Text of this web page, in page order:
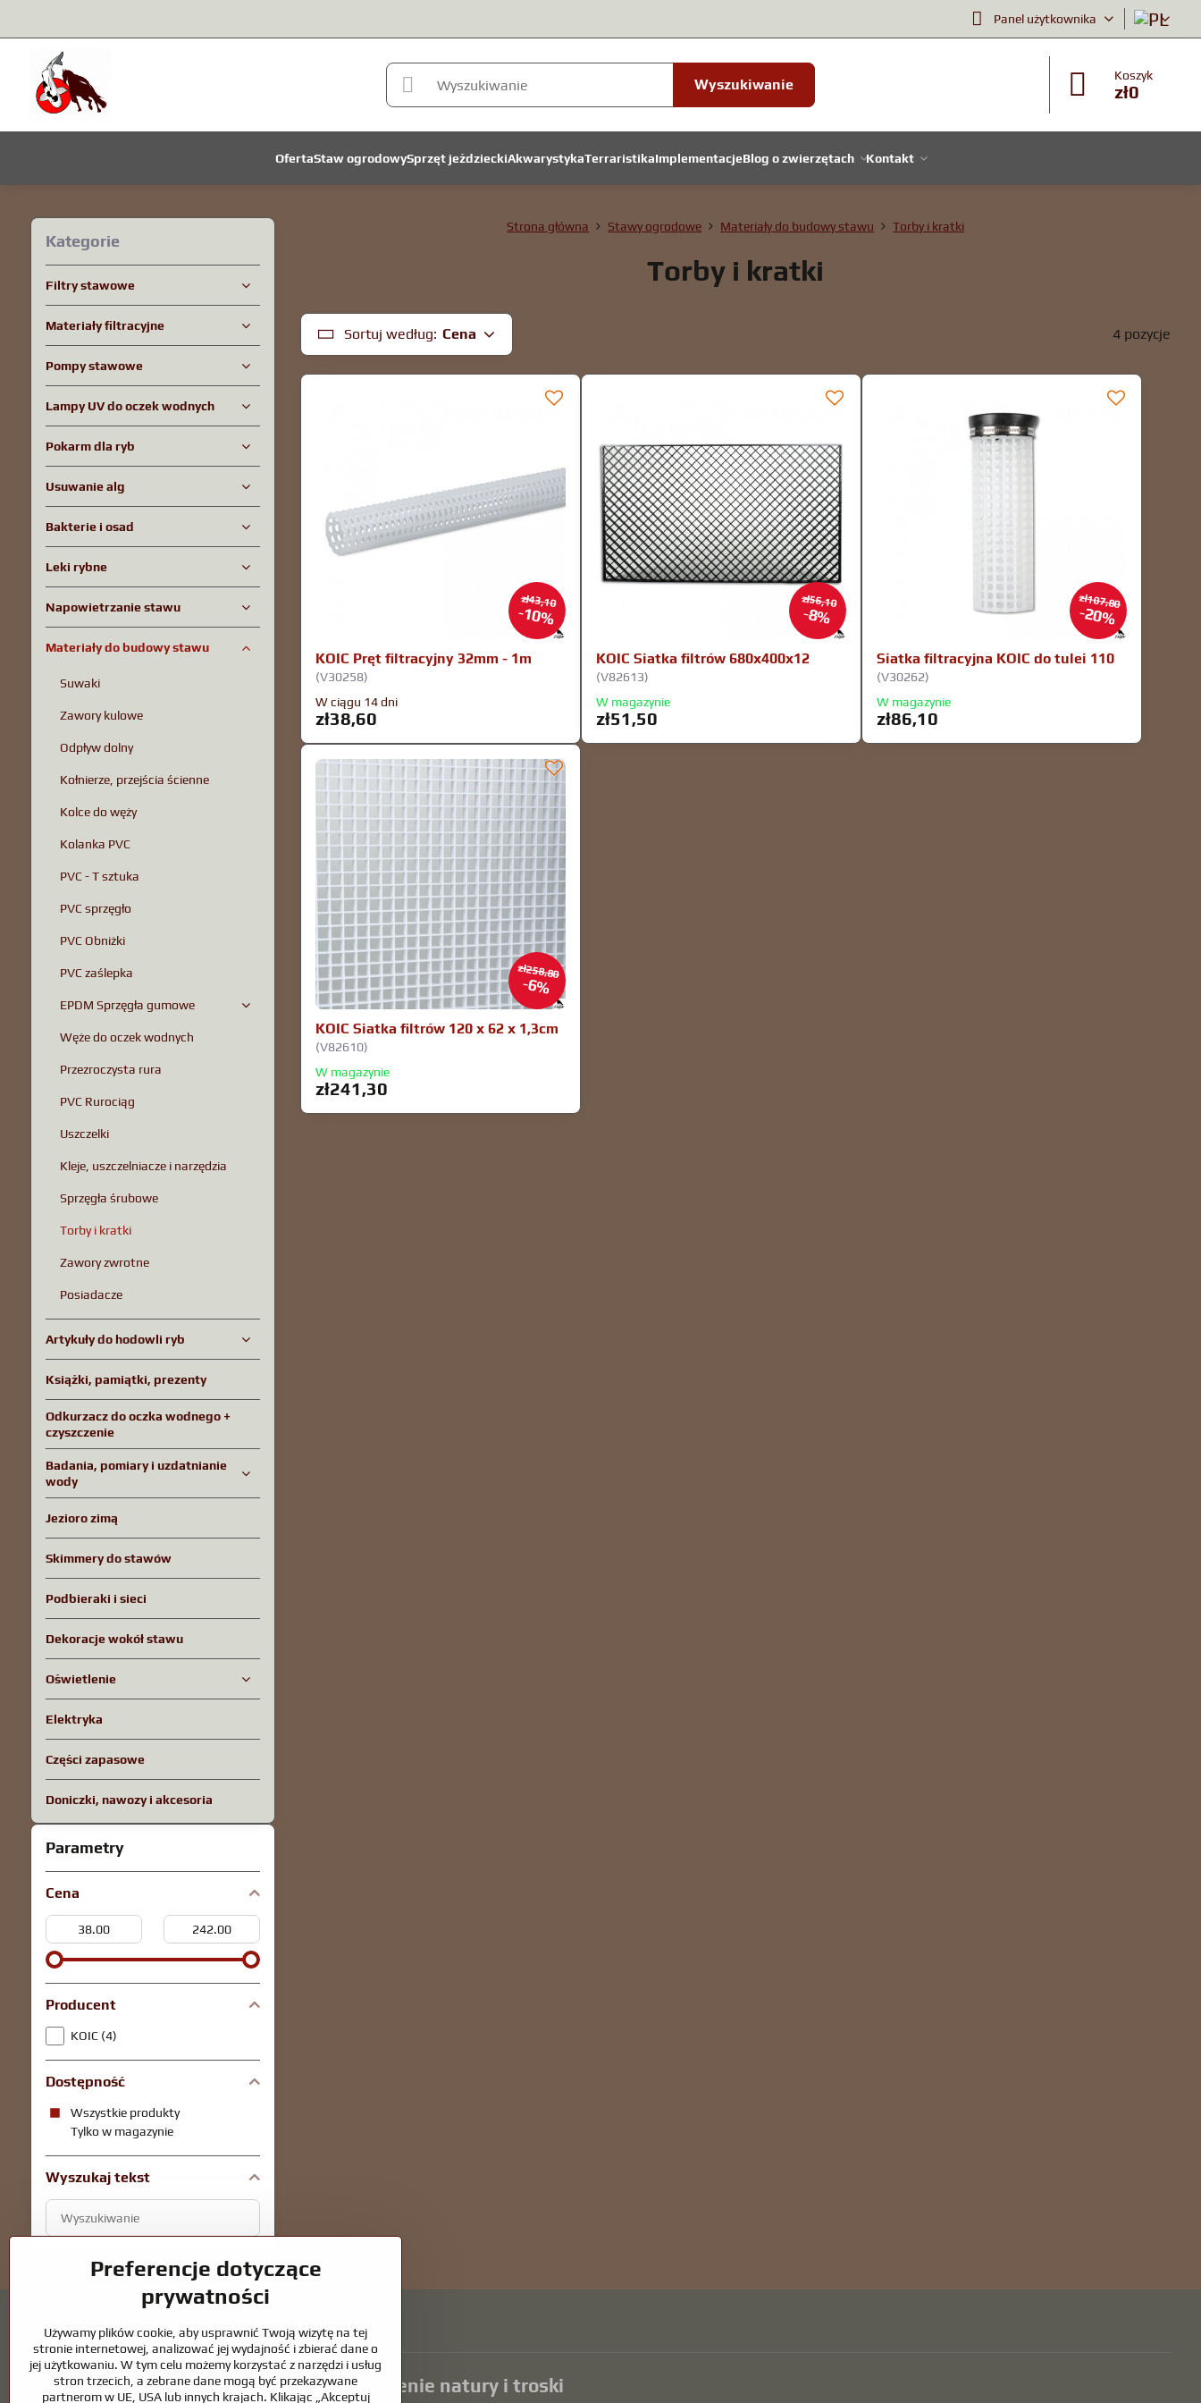
Panel użytkownika
Wyszukiwanie
Koszyk
zł0
OfertaStaw ogrodowySprzęt jeździeckiAkwarystykaTerraristikaImplementacjeBlog o zwierzętach Kontakt
Strona główna Stawy ogrodowe Materiały do ​​budowy stawu Torby i kratki
Torby i kratki
Sortuj według: Cena 4 pozycje
zł43,10
10%
KOIC Pręt filtracyjny 32mm - 1m
(V30258)
W ciągu 14 dni
zł38,60
zł56,10
8%
KOIC Siatka filtrów 680x400x12
(V82613)
W magazynie
zł51,50
zł107,80
20%
Siatka filtracyjna KOIC do tulei 110
(V30262)
W magazynie
zł86,10
zł258,80
6%
KOIC Siatka filtrów 120 x 62 x 1,3cm
(V82610)
W magazynie
zł241,30
Parametry
Cena
Od:
Do:
Producent
KOIC (4)
Dostępność
Wszystkie produkty
Tylko w magazynie
Wyszukaj tekst
Filtruj
wyniki
według
Kategorie
Filtry stawowe
Materiały filtracyjne
Pompy stawowe
Lampy UV do oczek wodnych
Pokarm dla ryb
Usuwanie alg
Bakterie i osad
Leki rybne
Napowietrzanie stawu
Materiały do ​​budowy stawu
Suwaki
Zawory kulowe
Odpływ dolny
Kołnierze, przejścia ścienne
Kolce do węży
Kolanka PVC
PVC - T sztuka
PVC sprzęgło
PVC Obniżki
PVC zaślepka
EPDM Sprzęgła gumowe
Węże do oczek wodnych
Przezroczysta rura
PVC Rurociąg
Uszczelki
Kleje, uszczelniacze i narzędzia
Sprzęgła śrubowe
Torby i kratki
Zawory zwrotne
Posiadacze
Artykuły do ​​hodowli ryb
Książki, pamiątki, prezenty
Odkurzacz do oczka wodnego +
czyszczenie
Badania, pomiary i uzdatnianie
wody
Jezioro zimą
Skimmery do stawów
Podbieraki i sieci
Dekoracje wokół stawu
Oświetlenie
Elektryka
Części zapasowe
Doniczki, nawozy i akcesoria
Oczka wodne i akcesoria dla koni – połączenie natury i troski
Preferencje dotyczące
prywatności
Używamy plików cookie, aby usprawnić Twoją wizytę na tej
stronie internetowej, analizować jej wydajność i zbierać dane o
jej użytkowaniu. W tym celu możemy korzystać z narzędzi i usług
stron trzecich, a zebrane dane mogą być przekazywane
partnerom w UE, USA lub innych krajach. Klikając „Akceptuj